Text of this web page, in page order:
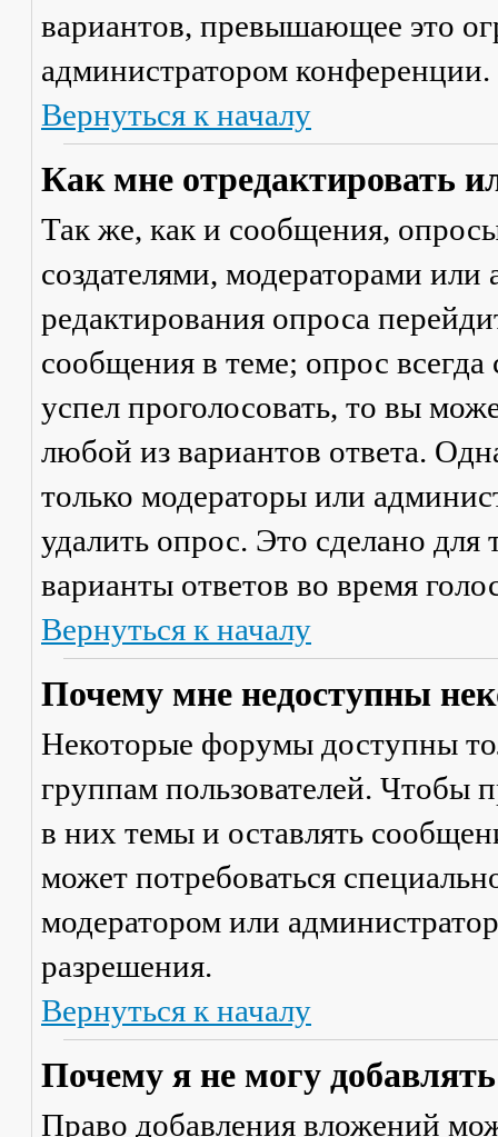
вариантов, превышающее это
администратором конференции.
Вернуться к началу
Как мне отредактировать
Так же, как и сообщения,
создателями, модераторами
редактирования опроса
сообщения в теме; опрос
успел проголосовать, то вы
любой из вариантов ответа.
только модераторы или
удалить опрос. Это сделано для
варианты ответов во время
Вернуться к началу
Почему мне недоступны
Некоторые форумы доступны
группам пользователей. Чтобы
в них темы и оставлять
может потребоваться
модератором или
разрешения.
Вернуться к началу
Почему я не могу
Право добавления вложений